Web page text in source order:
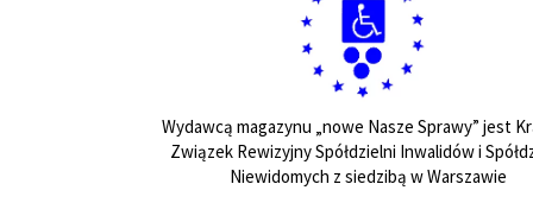
Wydawcą magazynu „nowe Nasze Sprawy” jest
Związek Rewizyjny Spółdzielni Inwalidów i
Niewidomych z siedzibą w Warszawie